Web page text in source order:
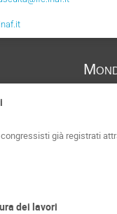
già registrati
dei lavori